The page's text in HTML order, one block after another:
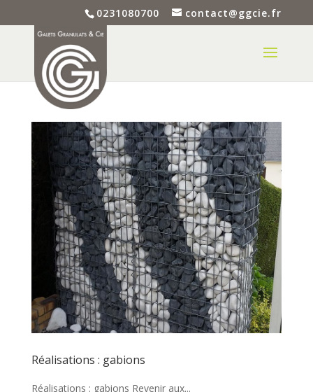
0231080700 contact@ggcie.fr
Réalisations : gabions
Réalisations : gabions Revenir aux...